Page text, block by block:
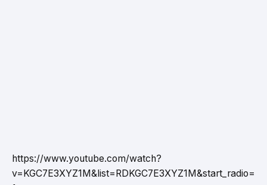
https://www.youtube.com/watch?
v=KGC7E3XYZ1M&list=RDKGC7E3XYZ1M&start_radio=